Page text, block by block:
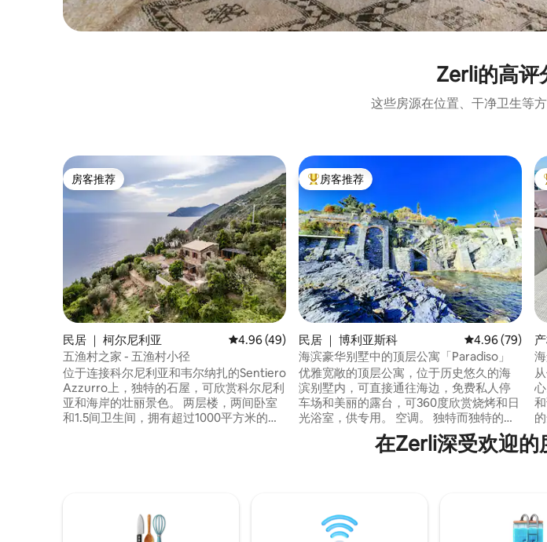
Zerli的高评
这些房源在位置、干净卫生等
房客推荐
房客推荐
民居 ｜ 柯尔尼利亚 平均评分 4.96 分（满分 5 分），共 49 条评价
4.96 (49)
五渔村之家 - 五渔村小径
位于连接科尔尼利亚和韦尔纳扎的Sentiero
Azzurro上，独特的石屋，可欣赏科尔尼利
亚和海岸的壮丽景色。 两层楼，两间卧室
和1.5间卫生间，拥有超过1000平方米的美
热门「房客推荐」
房客推荐
民居 ｜ 博利亚斯科 平均评分 4.96
4.96 (79)
海滨豪华别墅中的顶层公寓「Paradiso」
优雅宽敞的顶层公寓，位于历史悠久的海
滨别墅内，可直接通往海边，免费私人停
车场和美丽的露台，可360度欣赏烧烤和日
光浴室，供专用。 空调。 独特而独特的解
决方案。 步行5分钟即可抵达火车站
（Cinque Terre、Santa在Zerli深受欢迎的